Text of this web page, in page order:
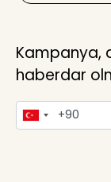
Kampanya,
haberdar